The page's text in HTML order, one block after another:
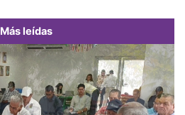
Más leídas